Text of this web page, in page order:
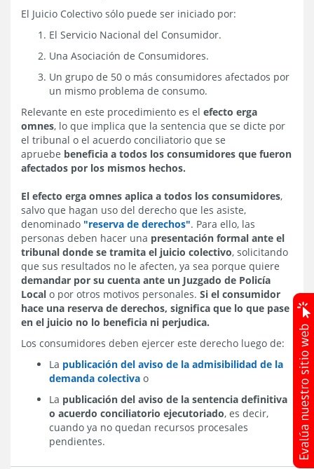
El Juicio Colectivo sólo puede ser iniciado por:
El Servicio Nacional del Consumidor.
Una Asociación de Consumidores.
Un grupo de 50 o más consumidores afectados por
un mismo problema de consumo.
Relevante en este procedimiento es el efecto erga
omnes, lo que implica que la sentencia que se dicte por
el tribunal o el acuerdo conciliatorio que se
apruebe beneficia a todos los consumidores que fueron
afectados por los mismos hechos.
El efecto erga omnes aplica a todos los consumidores,
salvo que hagan uso del derecho que les asiste,
denominado "reserva de derechos". Para ello, las
personas deben hacer una presentación formal ante el
tribunal donde se tramita el juicio colectivo, solicitando
que sus resultados no le afecten, ya sea porque quiere
demandar por su cuenta ante un Juzgado de Policía
Local o por otros motivos personales. Si el consumidor
hace una reserva de derechos, significa que lo que pase
en el juicio no lo beneficia ni perjudica.
Los consumidores deben ejercer este derecho luego de:
La publicación del aviso de la admisibilidad de la
demanda colectiva o
La publicación del aviso de la sentencia definitiva
o acuerdo conciliatorio ejecutoriado, es decir,
cuando ya no quedan recursos procesales
pendientes.